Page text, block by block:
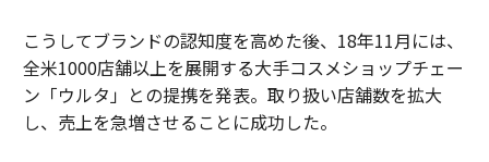
こうしてブランドの認知度を高めた後、18年11月には、
全米1000店舗以上を展開する大手コスメショップチェー
ン「ウルタ」との提携を発表。取り扱い店舗数を拡大
し、売上を急増させることに成功した。